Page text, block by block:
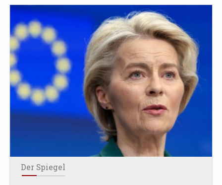
Der Spiegel